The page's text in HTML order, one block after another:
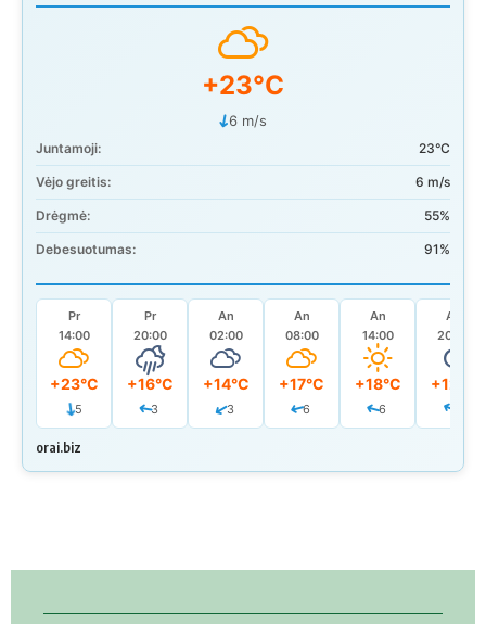
+23°C
6 m/s
Juntamoji: 23°C
Vėjo greitis: 6 m/s
Drėgmė: 55%
Debesuotumas: 91%
Pr
14:00
+23°C
5
Pr
20:00
+16°C
3
An
02:00
+14°C
3
An
08:00
+17°C
6
An
14:00
+18°C
6
An
20:00
+12°C
orai.biz